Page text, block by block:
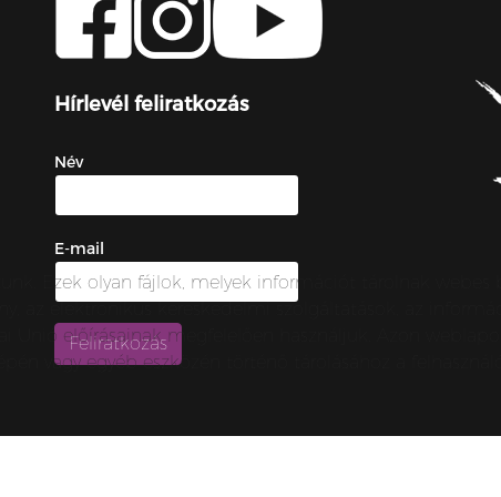
Hírlevél feliratkozás
Név
E-mail
Ezek olyan fájlok, melyek információt tárolnak webes
az elektronikus kereskedelmi szolgáltatások, az
Unió előírásainak megfelelően használjuk. Azon
vagy egyéb eszközén történő tárolásához a